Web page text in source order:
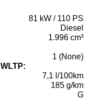
81 kW / 110 PS
Diesel
1.996 cm³
1 (None)
7,1 l/100km
185 g/km
G